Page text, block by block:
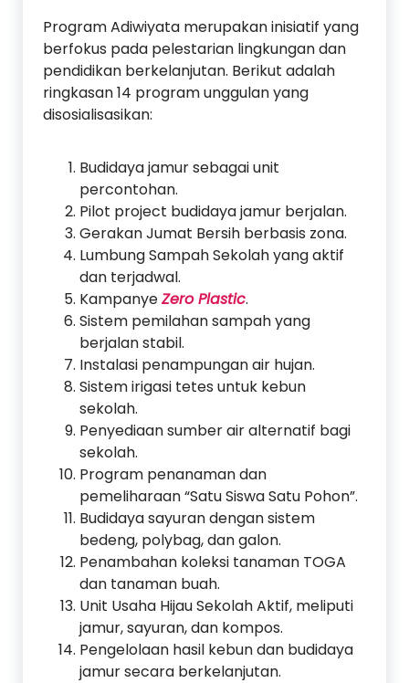
Program Adiwiyata merupakan inisiatif yang
berfokus pada pelestarian lingkungan dan
pendidikan berkelanjutan. Berikut adalah
ringkasan 14 program unggulan yang
disosialisasikan:
Budidaya jamur sebagai unit
percontohan.
Pilot project budidaya jamur berjalan.
Gerakan Jumat Bersih berbasis zona.
Lumbung Sampah Sekolah yang aktif
dan terjadwal.
KampanyeZero Plastic.
Sistem pemilahan sampah yang
berjalan stabil.
Instalasi penampungan air hujan.
Sistem irigasi tetes untuk kebun
sekolah.
Penyediaan sumber air alternatif bagi
sekolah.
Program penanaman dan
pemeliharaan “Satu Siswa Satu Pohon”.
Budidaya sayuran dengan sistem
bedeng, polybag, dan galon.
Penambahan koleksi tanaman TOGA
dan tanaman buah.
Unit Usaha Hijau Sekolah Aktif, meliputi
jamur, sayuran, dan kompos.
Pengelolaan hasil kebun dan budidaya
jamur secara berkelanjutan.